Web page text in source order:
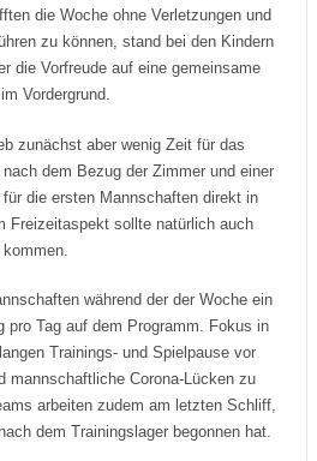
die Woche ohne Verletzungen und
zu können, stand bei den Kindern
die Vorfreude auf eine gemeinsame
Vordergrund.
zunächst aber wenig Zeit für das
dem Bezug der Zimmer und einer
die ersten Mannschaften direkt in
Freizeitaspekt sollte natürlich auch
während der der Woche ein
pro Tag auf dem Programm. Fokus in
Trainings- und Spielpause vor
mannschaftliche Corona-Lücken zu
arbeiten zudem am letzten Schliff,
dem Trainingslager begonnen hat.